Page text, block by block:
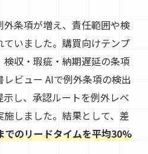
条項が増え、責任範囲や検
いました。購買向けテンプ
収・瑕疵・納期遅延の条項
ビュー AIで例外条項の検出
し、承認ルートを例外レベ
しました。結果として、差
でのリードタイムを平均30%